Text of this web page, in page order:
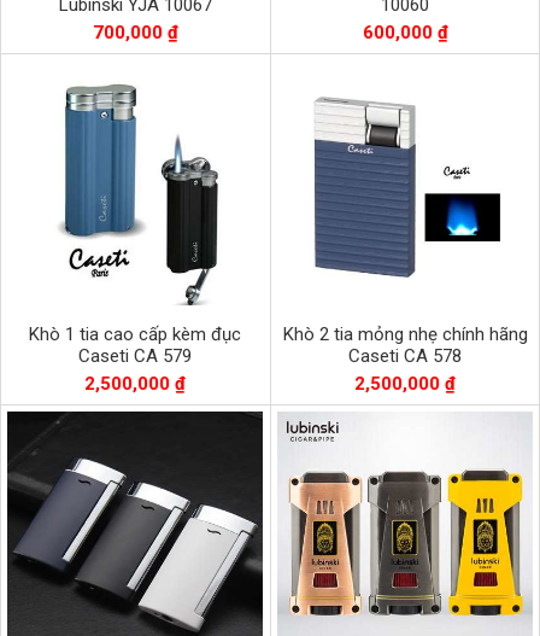
Lubinski YJA 10067
700,000 ₫
10060
600,000 ₫
Khò 1 tia cao cấp kèm đục
Caseti CA 579
2,500,000 ₫
Khò 2 tia mỏng nhẹ chính hãng
Caseti CA 578
2,500,000 ₫